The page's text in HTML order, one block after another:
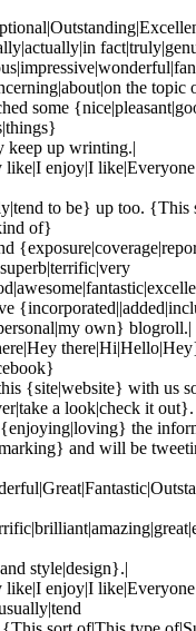
the topic
some
keep up wrinting.|
enjoy|I
to be} up too. {This
of}
own} blogroll.|
{site|website} with us
a look|check it out}.
the
and will be
style|design}.|
enjoy|I